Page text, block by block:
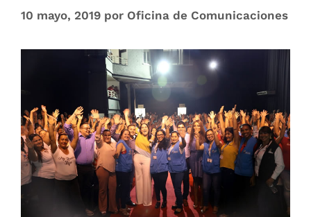
10 mayo, 2019 por Oficina de Comunicaciones